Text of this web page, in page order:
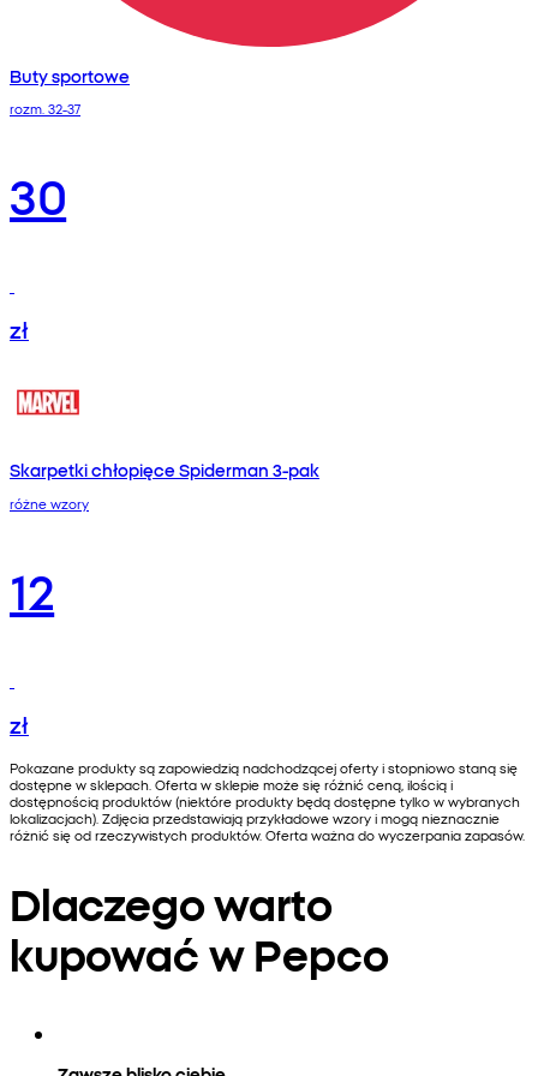
Buty sportowe
rozm. 32-37
30
zł
Skarpetki chłopięce Spiderman 3-pak
różne wzory
12
zł
Pokazane produkty są zapowiedzią nadchodzącej oferty i stopniowo staną się
dostępne w sklepach. Oferta w sklepie może się różnić ceną, ilością i
dostępnością produktów (niektóre produkty będą dostępne tylko w wybranych
lokalizacjach). Zdjęcia przedstawiają przykładowe wzory i mogą nieznacznie
różnić się od rzeczywistych produktów. Oferta ważna do wyczerpania zapasów.
Dlaczego warto
kupować w Pepco